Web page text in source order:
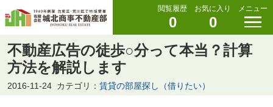
閲覧履歴
0
お気に入り
0
メニュー
不動産広告の徒歩○分って本当？計算
方法を解説します
2016-11-24 カテゴリ： 賃貸の部屋探し（借りたい）